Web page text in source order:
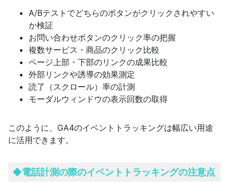
A/Bテストでどちらのボタンがクリックされやすい
か検証
お問い合わせボタンのクリック率の把握
複数サービス・商品のクリック比較
ページ上部・下部のリンクの成果比較
外部リンクや誘導の効果測定
読了（スクロール）率の計測
モーダルウィンドウの表示回数の取得
このように、GA4のイベントトラッキングは幅広い用途
に活用できます。
◆電話計測の際のイベントトラッキングの注意点